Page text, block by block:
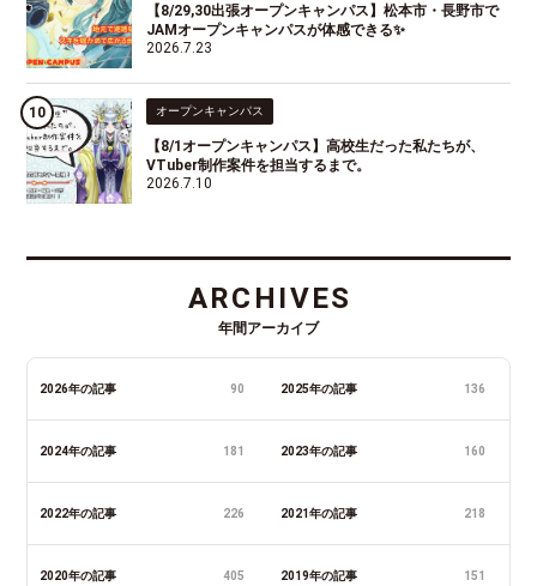
【8/29,30出張オープンキャンパス】松本市・長野市で
JAMオープンキャンパスが体感できる✨
2026.7.23
オープンキャンパス
【8/1オープンキャンパス】高校生だった私たちが、
VTuber制作案件を担当するまで。
2026.7.10
ARCHIVES
年間アーカイブ
2026年の記事 90 2025年の記事 136
2024年の記事 181 2023年の記事 160
2022年の記事 226 2021年の記事 218
2020年の記事 405 2019年の記事 151